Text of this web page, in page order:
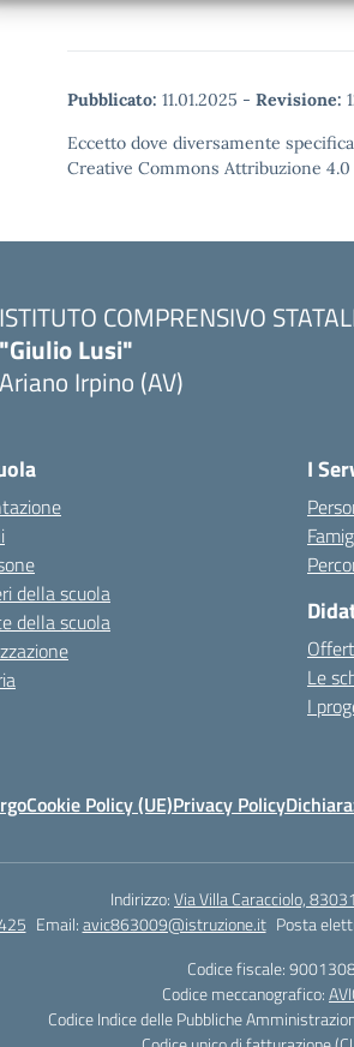
Pubblicato: 11.01.2025 - Revisione:
Eccetto dove diversamente
Creative Commons Attribuzione 4.0
ISTITUTO COMPRENSIVO
"Giulio Lusi"
Ariano Irpino (AV)
della scuola
della scuola
I
Le
I
Cookie Policy (UE)Privacy Policy
Indirizzo:Via Villa Caracciolo,
Email:avic863009@istruzione.it Posta
Codice fiscale:
Codice meccanografico:
Codice Indice delle Pubbliche